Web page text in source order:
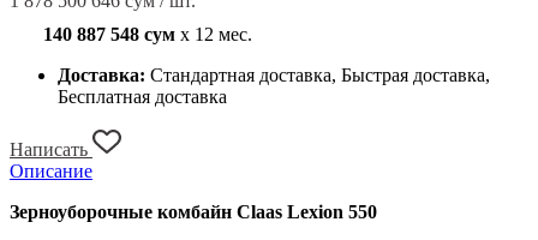
140 887 548 сум x 12 мес.
Доставка: Стандартная доставка, Быстрая доставка,
Бесплатная доставка
Написать
Описание
Зерноуборочные комбайн Claas Lexion 550